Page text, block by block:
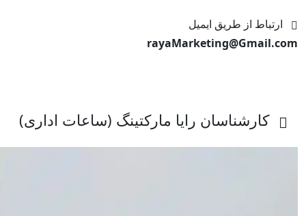
ارتباط از طریق ایمیل
rayaMarketing@Gmail.com
کارشناسان رایا مارکتینگ (ساعات اداری)